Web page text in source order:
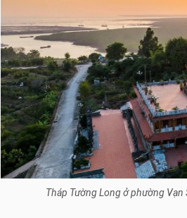
Tháp Tường Long ở phường